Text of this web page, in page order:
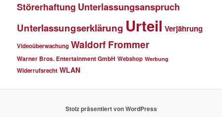
Störerhaftung Unterlassungsanspruch
Unterlassungserklärung Urteil Verjährung
Videoüberwachung Waldorf Frommer
Warner Bros. Entertainment GmbH Webshop Werbung
Widerrufsrecht WLAN
Stolz präsentiert von WordPress